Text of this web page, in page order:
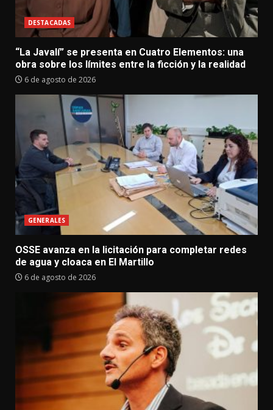
DESTACADAS
“La Javalí” se presenta en Cuatro Elementos: una
obra sobre los límites entre la ficción y la realidad
6 de agosto de 2026
GENERALES
OSSE avanza en la licitación para completar redes
de agua y cloaca en El Martillo
6 de agosto de 2026